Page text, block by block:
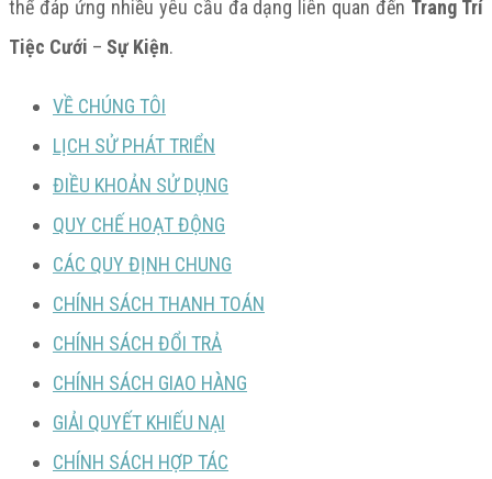
thể đáp ứng nhiều yêu cầu đa dạng liên quan đến Trang Trí
Tiệc Cưới – Sự Kiện.
VỀ CHÚNG TÔI
LỊCH SỬ PHÁT TRIỂN
ĐIỀU KHOẢN SỬ DỤNG
QUY CHẾ HOẠT ĐỘNG
CÁC QUY ĐỊNH CHUNG
CHÍNH SÁCH THANH TOÁN
CHÍNH SÁCH ĐỔI TRẢ
CHÍNH SÁCH GIAO HÀNG
GIẢI QUYẾT KHIẾU NẠI
CHÍNH SÁCH HỢP TÁC